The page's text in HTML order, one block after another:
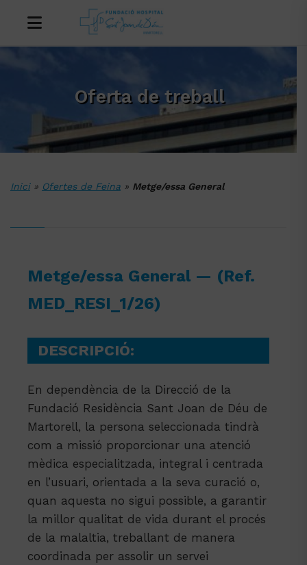
Oferta de treball
Inici» Ofertes de Feina » Metge/essa General
Metge/essa General — (Ref.
MED_RESI_1/26)
DESCRIPCIÓ:
En dependència de la Direcció de la
Fundació Residència Sant Joan de Déu de
Martorell, la persona seleccionada tindrà
com a missió proporcionar una atenció
mèdica especialitzada, integral i centrada
en l’usuari, orientada a la seva curació o,
quan aquesta no sigui possible, a garantir
la millor qualitat de vida durant el procés
de la malaltia, treballant de manera
coordinada per assolir un servei